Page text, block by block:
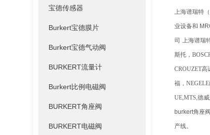
宝德传感器
Burkert宝德膜片
Burkert宝德气动阀
BURKERT流量计
Burkert比例电磁阀
BURKERT角座阀
BURKERT电磁阀
上海谱瑞特
业设备和
司 上海谱瑞
斯托，
CROUZET
福，
UE,MTS,德威
burkert角座
产线。